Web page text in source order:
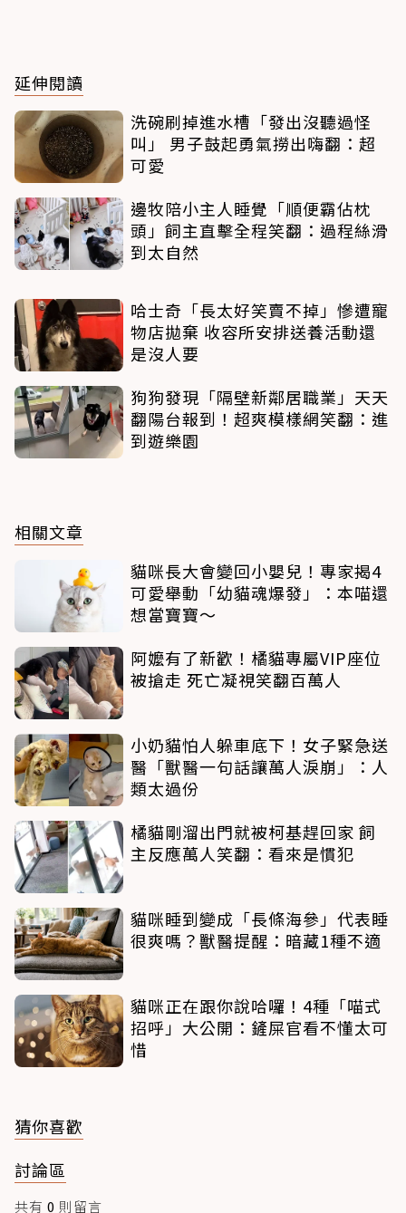
延伸閱讀
洗碗刷掉進水槽「發出沒聽過怪
叫」 男子鼓起勇氣撈出嗨翻：超
可愛
邊牧陪小主人睡覺「順便霸佔枕
頭」飼主直擊全程笑翻：過程絲滑
到太自然
哈士奇「長太好笑賣不掉」慘遭寵
物店拋棄 收容所安排送養活動還
是沒人要
狗狗發現「隔壁新鄰居職業」天天
翻陽台報到！超爽模樣網笑翻：進
到遊樂園
相關文章
貓咪長大會變回小嬰兒！專家揭4
可愛舉動「幼貓魂爆發」：本喵還
想當寶寶～
阿嬤有了新歡！橘貓專屬VIP座位
被搶走 死亡凝視笑翻百萬人
小奶貓怕人躲車底下！女子緊急送
醫「獸醫一句話讓萬人淚崩」：人
類太過份
橘貓剛溜出門就被柯基趕回家 飼
主反應萬人笑翻：看來是慣犯
貓咪睡到變成「長條海參」代表睡
很爽嗎？獸醫提醒：暗藏1種不適
貓咪正在跟你說哈囉！4種「喵式
招呼」大公開：鏟屎官看不懂太可
惜
猜你喜歡
討論區
共有 0 則留言